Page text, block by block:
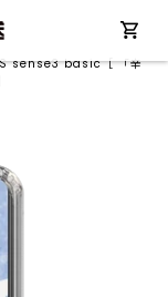
sense3 basic［ 「辛